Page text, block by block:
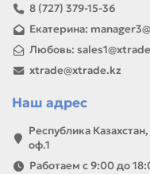
8 (727) 379-15-36
Екатерина:
Любовь:
xtrade@xtrade.kz
Наш адрес
Республика
оф.1
Работаем с 9:00 до